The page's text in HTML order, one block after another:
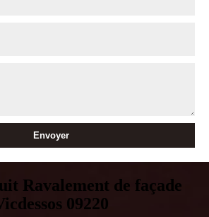
Ravalement de façade
09220